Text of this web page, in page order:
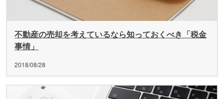
不動産の売却を考えているなら知っておくべき「税金
事情」
2018/08/28